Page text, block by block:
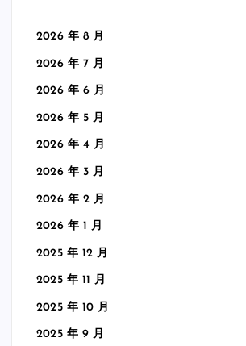
2026 年 8 月
2026 年 7 月
2026 年 6 月
2026 年 5 月
2026 年 4 月
2026 年 3 月
2026 年 2 月
2026 年 1 月
2025 年 12 月
2025 年 11 月
2025 年 10 月
2025 年 9 月